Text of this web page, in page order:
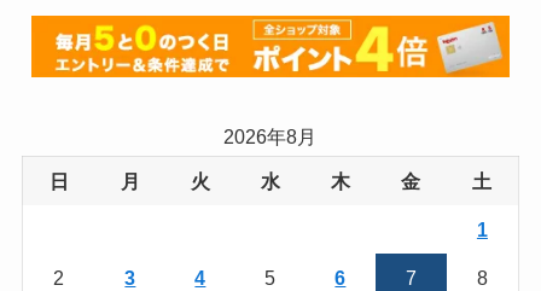
2026年8月
日 月 火 水 木 金 土
1
2 3 4 5 6 7 8